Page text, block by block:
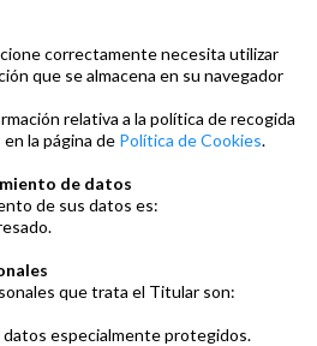
correctamente necesita utilizar
que se almacena en su navegador
relativa a la política de recogida
la página de Política de Cookies.
de datos
de sus datos es:
que trata el Titular son:
especialmente protegidos.